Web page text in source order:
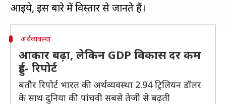
अर्थव्यवस्था
आकार बढ़ा, लेकिन GDP विकास दर कम
हुई- रिपोर्ट
बतौर रिपोर्ट भारत की अर्थव्यवस्था 2.94 ट्रिलियन डॉलर
के साथ दुनिया की पांचवी सबसे तेजी से बढ़ती